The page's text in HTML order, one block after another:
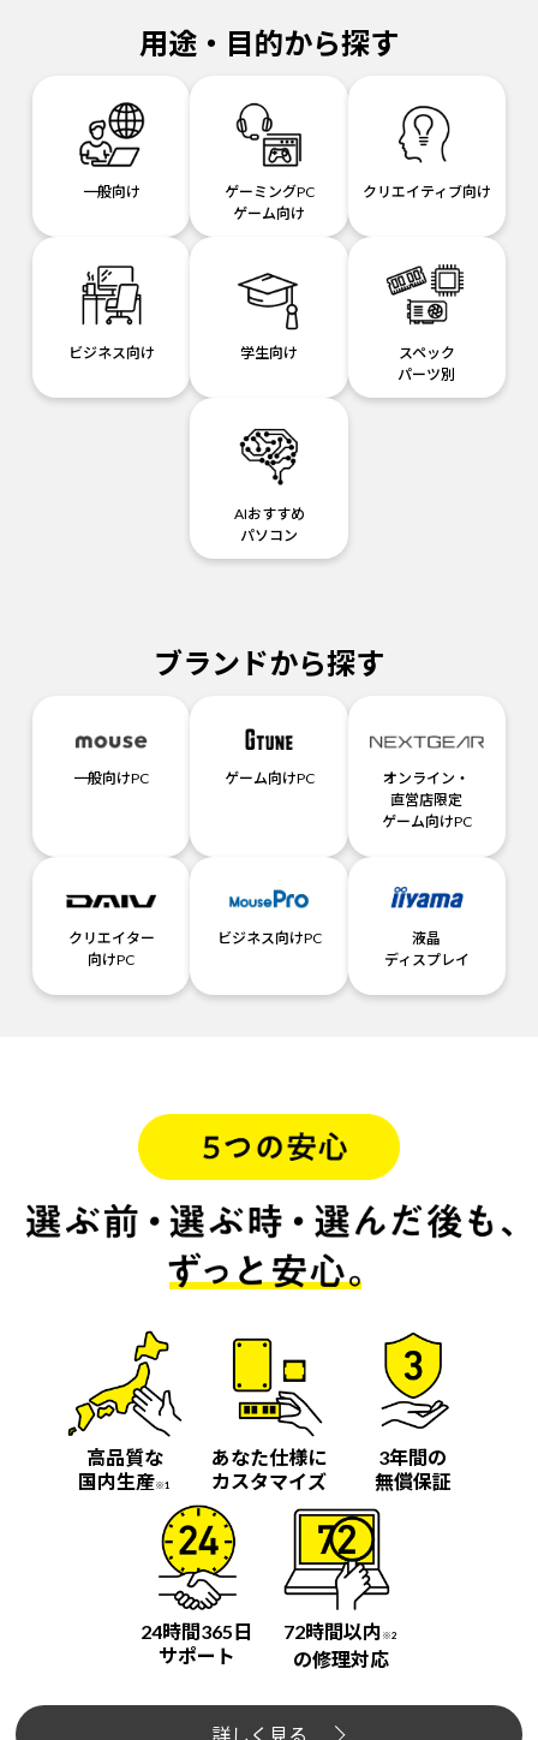
用途・目的から探す
一般向け
ゲーミングPC
ゲーム向け
クリエイティブ向け
ビジネス向け 学生向け
スペック
パーツ別
AIおすすめ
パソコン
ブランドから探す
一般向けPC ゲーム向けPC
オンライン・
直営店限定
ゲーム向けPC
クリエイター
向けPC
ビジネス向けPC
液晶
ディスプレイ
高品質な
国内生産※1
あなた仕様に
カスタマイズ
3年間の
無償保証
24時間365日
サポート
72時間以内 ※2
の修理対応
詳しく見る